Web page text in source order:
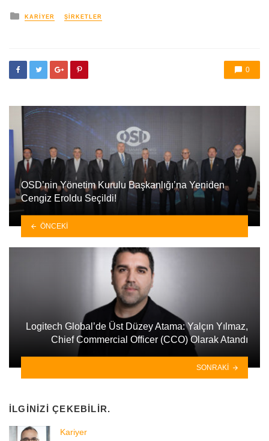
yayınlanan
KARIYER ŞIRKETLER
0
OSD’nin Yönetim Kurulu Başkanlığı’na Yeniden
Cengiz Eroldu Seçildi!
ÖNCEKI
Logitech Global’de Üst Düzey Atama: Yalçın Yılmaz,
Chief Commercial Officer (CCO) Olarak Atandı
SONRAKI
İLGINIZI ÇEKEBILIR.
Kariyer